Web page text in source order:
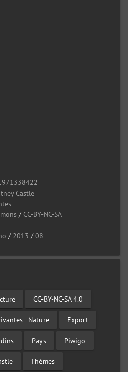
Castle
/ CC-BY-NC-SA
/ 2013 /08
CC-BY-NC-SA 4.0
- Nature Export
Pays Piwigo
Thèmes